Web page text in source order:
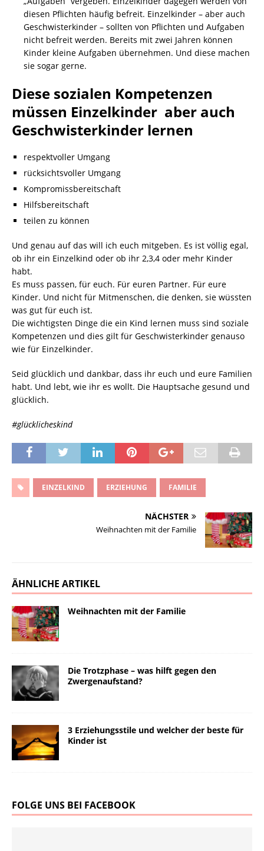
diesen Pflichten häufig befreit. Einzelkinder – aber auch
Geschwisterkinder – sollten von Pflichten und Aufgaben
nicht befreit werden. Bereits mit zwei Jahren können
Kinder kleine Aufgaben übernehmen. Und diese machen
sie sogar gerne.
Diese sozialen Kompetenzen
müssen Einzelkinder aber auch
Geschwisterkinder lernen
respektvoller Umgang
rücksichtsvoller Umgang
Kompromissbereitschaft
Hilfsbereitschaft
teilen zu können
Und genau auf das will ich euch mitgeben. Es ist völlig egal,
ob ihr ein Einzelkind oder ob ihr 2,3,4 oder mehr Kinder
habt.
Es muss passen, für euch. Für euren Partner. Für eure
Kinder. Und nicht für Mitmenschen, die denken, sie wüssten
was gut für euch ist.
Die wichtigsten Dinge die ein Kind lernen muss sind soziale
Kompetenzen und dies gilt für Geschwisterkinder genauso
wie für Einzelkinder.
Seid glücklich und dankbar, dass ihr euch und eure Familien
habt. Und lebt, wie ihr es wollt. Die Hauptsache gesund und
glücklich.
#glücklicheskind
EINZELKIND ERZIEHUNG FAMILIE
NÄCHSTER
Weihnachten mit der Familie
ÄHNLICHE ARTIKEL
Weihnachten mit der Familie
Die Trotzphase – was hilft gegen den
Zwergenaufstand?
3 Erziehungsstile und welcher der beste für
Kinder ist
FOLGE UNS BEI FACEBOOK